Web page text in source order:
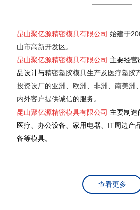
昆山聚亿源精密模具有限公司 始建于
山市高新开发区。
昆山聚亿源精密模具有限公司 主要经
品设计与精密塑胶模具生产及医疗塑胶
投资设厂的亚洲、欧洲、非洲、南美洲
内外客户提供诚信的服务。
昆山聚亿源精密模具有限公司 主要制造
医疗、办公设备、家用电器、IT周边产
备等模具。
查看更多